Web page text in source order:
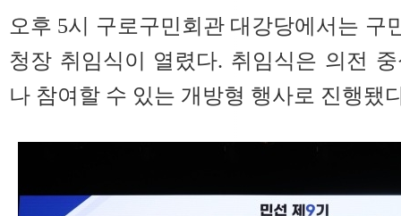
오후 5시 구로구민회관 대강당에서는 구
청장 취임식이 열렸다. 취임식은 의전
나 참여할 수 있는 개방형 행사로 진행됐